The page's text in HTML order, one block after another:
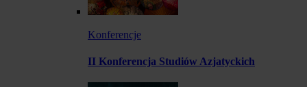
Konferencje
II Konferencja Studiów Azjatyckich